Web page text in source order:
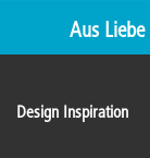
Aus
Design Inspiration